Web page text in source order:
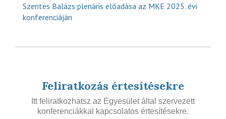
Szentes Balázs plenáris előadása az MKE 2025. évi
konferenciáján
Feliratkozás értesítésekre
Itt feliratkozhatsz az Egyesület által szervezett
konferenciákkal kapcsolatos értesítésekre.